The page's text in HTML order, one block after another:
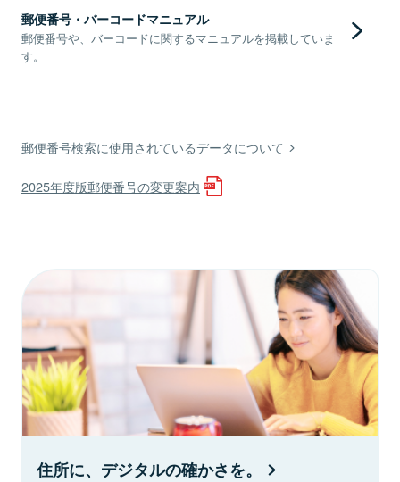
郵便番号・バーコードマニュアル
郵便番号や、バーコードに関するマニュアルを掲載していま
す。
郵便番号検索に使用されているデータについて
2025年度版郵便番号の変更案内
住所に、デジタルの確かさを。